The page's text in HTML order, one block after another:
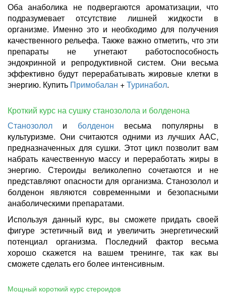
Оба анаболика не подвергаются ароматизации, что
подразумевает отсутствие лишней жидкости в
организме. Именно это и необходимо для получения
качественного рельефа. Также важно отметить, что эти
препараты не угнетают работоспособность
эндокринной и репродуктивной систем. Они весьма
эффективно будут перерабатывать жировые клетки в
энергию. Купить Примобалан +Туринабол.
Кроткий курс на сушку станозолола и болденона
Станозолол и болденон весьма популярны в
культуризме. Они считаются одними из лучших ААС,
предназначенных для сушки. Этот цикл позволит вам
набрать качественную массу и переработать жиры в
энергию. Стероиды великолепно сочетаются и не
представляют опасности для организма. Станозолол и
болденон являются современными и безопасными
анаболическими препаратами.
Используя данный курс, вы сможете придать своей
фигуре эстетичный вид и увеличить энергетический
потенциал организма. Последний фактор весьма
хорошо скажется на вашем тренинге, так как вы
сможете сделать его более интенсивным.
Мощный короткий курс стероидов